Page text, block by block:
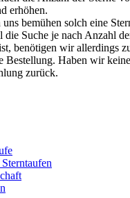
erhöhen.
bemühen solch eine
die Suche je nach Anzahl
benötigen wir allerdings
Bestellung. Haben wir
zurück.